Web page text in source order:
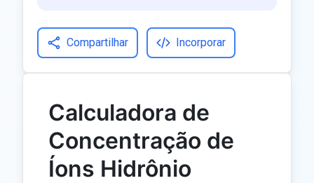
Compartilhar Incorporar
Calculadora de
Concentração de
Íons Hidrônio